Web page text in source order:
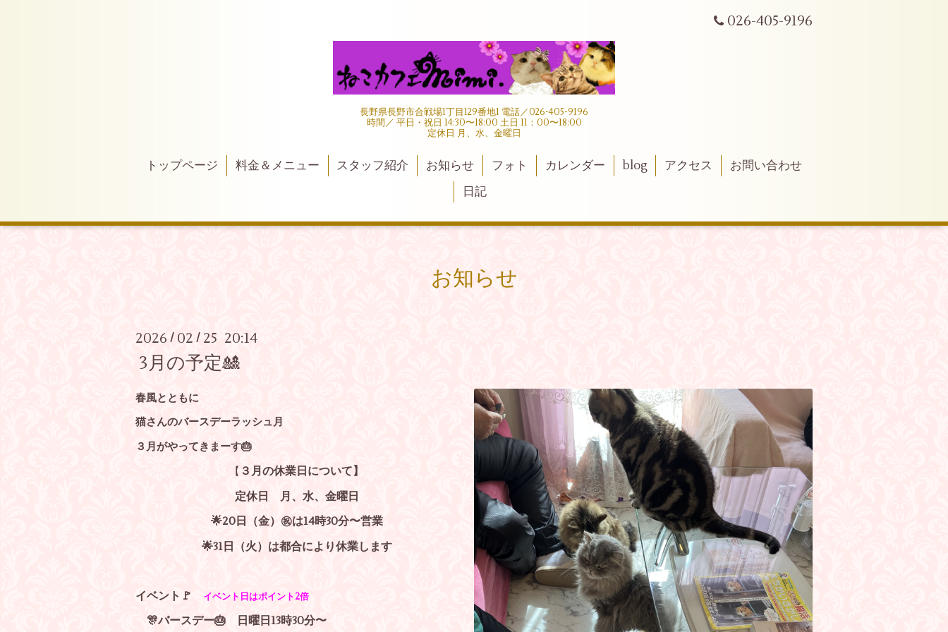
026-405-9196
長野県長野市合戦場1丁目129番地1 電話／026-405-9196
時間／ 平日・祝日 14:30〜18:00 土日 11：00〜18:00
定休日 月、水、金曜日
トップページ 料金＆メニュー スタッフ紹介 お知らせ フォト カレンダー blog アクセス
お問い合わせ
日記
お知らせ
2026 / 02 / 25 20:14
3月の予定🎎
春風とともに
猫さんのバースデーラッシュ月
３月がやってきまーす🎂
【 ３月の休業日について】
定休日 月、水、金曜日
🌟20日（金）㊗️は14時30分〜営業
🌟31日（火）は都合により休業します
イベント🚩 イベント日はポイント2倍
🎊バースデー🎂 日曜日13時30分〜